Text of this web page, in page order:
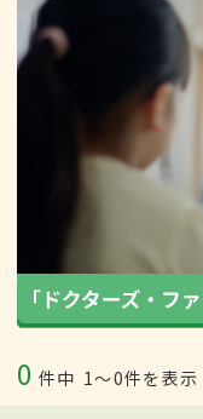
0 件中 1〜0件を表示